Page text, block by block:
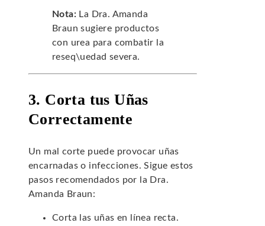
Nota: La Dra. Amanda
Braun sugiere productos
con urea para combatir la
reseq\uedad severa.
3. Corta tus Uñas
Correctamente
Un mal corte puede provocar uñas
encarnadas o infecciones. Sigue estos
pasos recomendados por la Dra.
Amanda Braun:
Corta las uñas en línea recta.